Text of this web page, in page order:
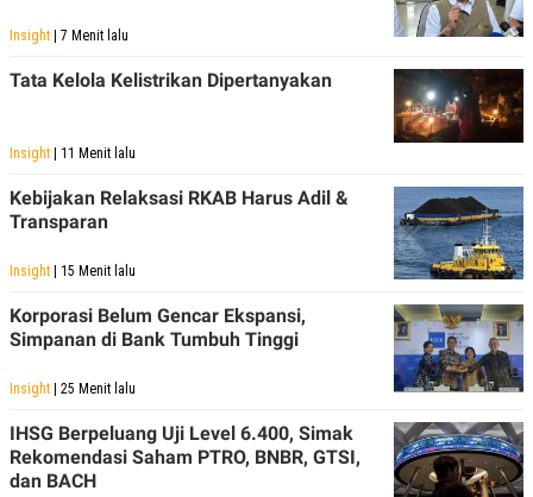
Insight | 7 Menit lalu
Tata Kelola Kelistrikan Dipertanyakan
Insight | 11 Menit lalu
Kebijakan Relaksasi RKAB Harus Adil &
Transparan
Insight | 15 Menit lalu
Korporasi Belum Gencar Ekspansi,
Simpanan di Bank Tumbuh Tinggi
Insight | 25 Menit lalu
IHSG Berpeluang Uji Level 6.400, Simak
Rekomendasi Saham PTRO, BNBR, GTSI,
dan BACH